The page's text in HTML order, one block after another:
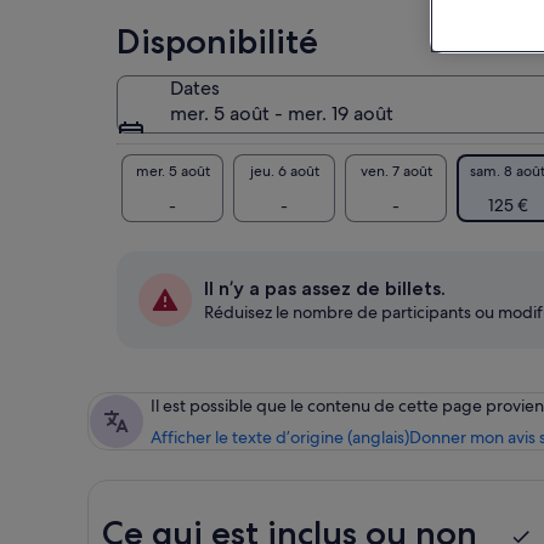
• -
Disponibilité
Dates
mer. 5 août - mer. 19 août
mer. 5 août
-
jeu. 6 août
-
ven. 7 août
-
sam. 8 août
125 €
Il n’y a pas assez de billets.
Réduisez le nombre de participants ou
Il est possible que le contenu de cette page
Afficher le texte d’origine (anglais)Donner mon
Ce qui est inclus ou non